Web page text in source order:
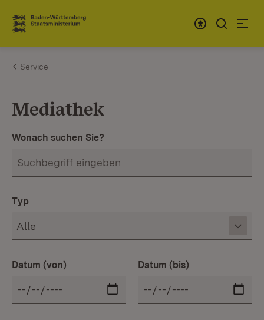
Zum Inhalt springen
Link zur Startseite
Service
Mediathek
Wonach suchen Sie?
Typ
Datum (von) Datum (bis)